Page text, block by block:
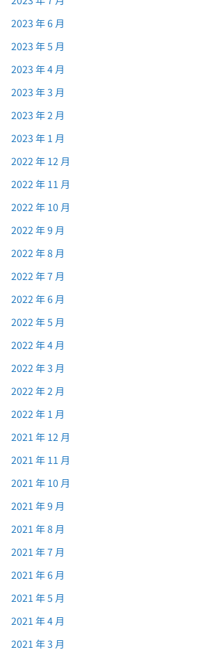
2023 年 6 月
2023 年 5 月
2023 年 4 月
2023 年 3 月
2023 年 2 月
2023 年 1 月
2022 年 12 月
2022 年 11 月
2022 年 10 月
2022 年 9 月
2022 年 8 月
2022 年 7 月
2022 年 6 月
2022 年 5 月
2022 年 4 月
2022 年 3 月
2022 年 2 月
2022 年 1 月
2021 年 12 月
2021 年 11 月
2021 年 10 月
2021 年 9 月
2021 年 8 月
2021 年 7 月
2021 年 6 月
2021 年 5 月
2021 年 4 月
2021 年 3 月